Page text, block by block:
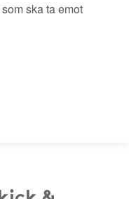
ska ta emot